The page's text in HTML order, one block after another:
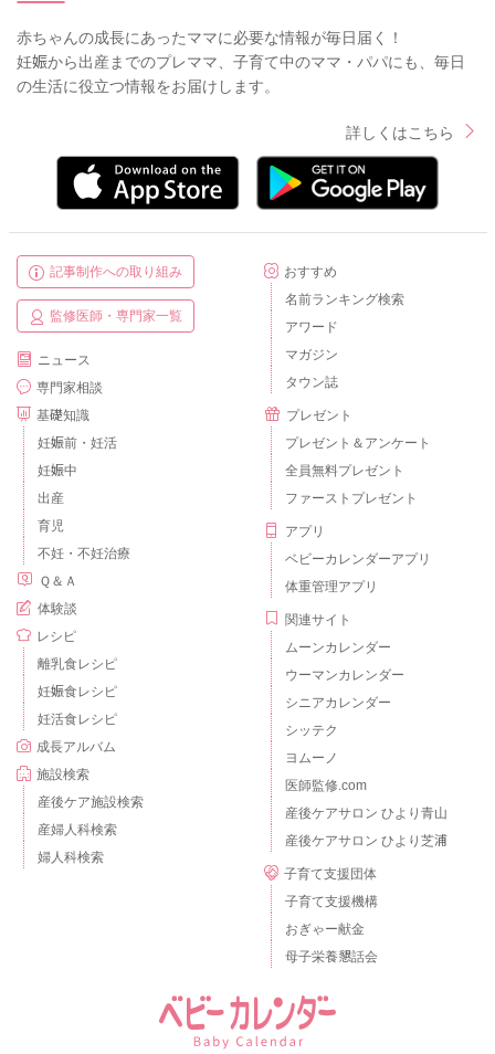
赤ちゃんの成長にあったママに必要な情報が毎日届く！
妊娠から出産までのプレママ、子育て中のママ・パパにも、毎日
の生活に役立つ情報をお届けします。
詳しくはこちら
記事制作への取り組み
監修医師・専門家一覧
ニュース
専門家相談
基礎知識
妊娠前・妊活
妊娠中
出産
育児
不妊・不妊治療
Ｑ＆Ａ
体験談
レシピ
離乳食レシピ
妊娠食レシピ
妊活食レシピ
成長アルバム
施設検索
産後ケア施設検索
産婦人科検索
婦人科検索
おすすめ
名前ランキング検索
アワード
マガジン
タウン誌
プレゼント
プレゼント＆アンケート
全員無料プレゼント
ファーストプレゼント
アプリ
ベビーカレンダーアプリ
体重管理アプリ
関連サイト
ムーンカレンダー
ウーマンカレンダー
シニアカレンダー
シッテク
ヨムーノ
医師監修.com
産後ケアサロン ひより青山
産後ケアサロン ひより芝浦
子育て支援団体
子育て支援機構
おぎゃー献金
母子栄養懇話会